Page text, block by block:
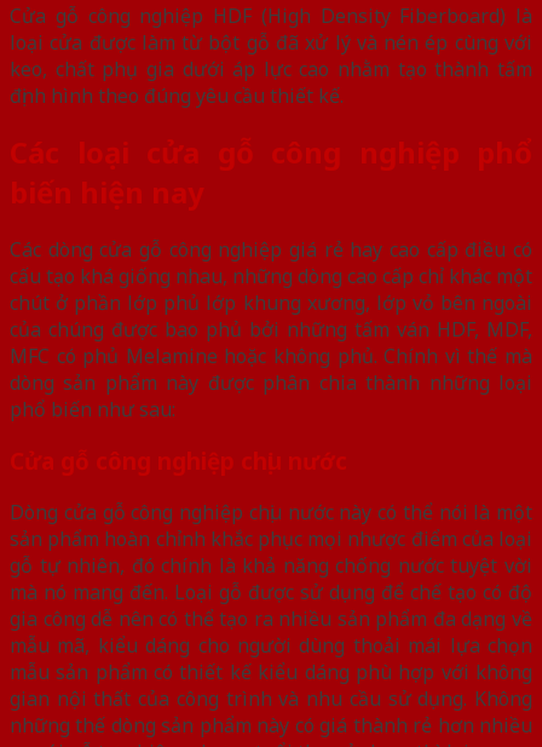
Cửa gỗ công nghiệp HDF (High Density Fiberboard) là
loại cửa được làm từ bột gỗ đã xử lý và nén ép cùng với
keo, chất phụ gia dưới áp lực cao nhằm tạo thành tấm
định hình theo đúng yêu cầu thiết kế.
Các loại cửa gỗ công nghiệp phổ
biến hiện nay
Các dòng cửa gỗ công nghiệp giá rẻ hay cao cấp điều có
cấu tạo khá giống nhau, những dòng cao cấp chỉ khác một
chút ở phần lớp phủ lớp khung xương, lớp vỏ bên ngoài
của chúng được bao phủ bởi những tấm ván HDF, MDF,
MFC có phủ Melamine hoặc không phủ. Chính vì thế mà
dòng sản phẩm này được phân chia thành những loại
phổ biến như sau:
Cửa gỗ công nghiệp chịu nước
Dòng cửa gỗ công nghiệp chịu nước này có thể nói là một
sản phẩm hoàn chỉnh khắc phục mọi nhược điểm của loại
gỗ tự nhiên, đó chính là khả năng chống nước tuyệt vời
mà nó mang đến. Loại gỗ được sử dụng để chế tạo có độ
gia công dễ nên có thể tạo ra nhiều sản phẩm đa dạng về
mẫu mã, kiểu dáng cho người dùng thoải mái lựa chọn
mẫu sản phẩm có thiết kế kiểu dáng phù hợp với không
gian nội thất của công trình và nhu cầu sử dụng. Không
những thế dòng sản phẩm này có giá thành rẻ hơn nhiều